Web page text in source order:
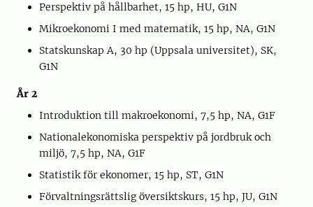
Perspektiv på hållbarhet, 15 hp, HU, G1N
Mikroekonomi I med matematik, 15 hp, NA, G1N
Statskunskap A, 30 hp (Uppsala universitet), SK,
G1N
År 2
Introduktion till makroekonomi, 7,5 hp, NA, G1F
Nationalekonomiska perspektiv på jordbruk och
miljö, 7,5 hp, NA, G1F
Statistik för ekonomer, 15 hp, ST, G1N
Förvaltningsrättslig översiktskurs, 15 hp, JU, G1N